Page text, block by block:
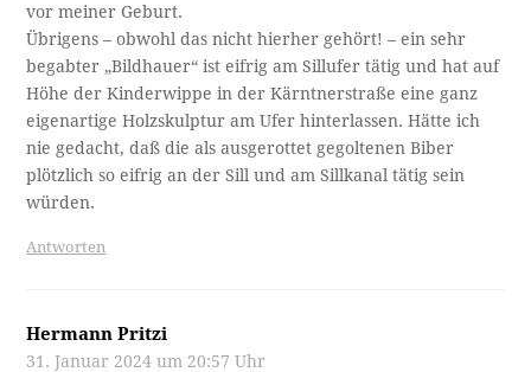
vor meiner Geburt.
Übrigens – obwohl das nicht hierher gehört! – ein sehr
begabter „Bildhauer“ ist eifrig am Sillufer tätig und hat auf
Höhe der Kinderwippe in der Kärntnerstraße eine ganz
eigenartige Holzskulptur am Ufer hinterlassen. Hätte ich
nie gedacht, daß die als ausgerottet gegoltenen Biber
plötzlich so eifrig an der Sill und am Sillkanal tätig sein
würden.
Antworten
Hermann Pritzi
31. Januar 2024 um 20:57 Uhr